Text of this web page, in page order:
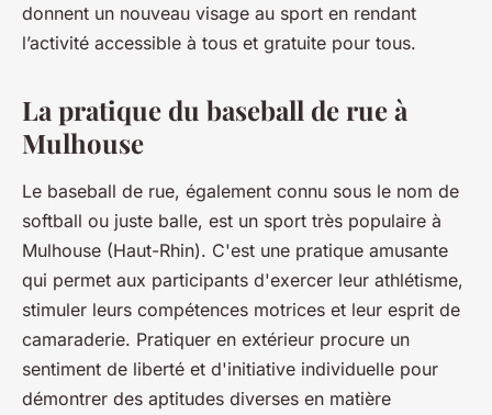
donnent un nouveau visage au sport en rendant
l’activité accessible à tous et gratuite pour tous.
La pratique du baseball de rue à
Mulhouse
Le baseball de rue, également connu sous le nom de
softball ou juste balle, est un sport très populaire à
Mulhouse (Haut-Rhin). C'est une pratique amusante
qui permet aux participants d'exercer leur athlétisme,
stimuler leurs compétences motrices et leur esprit de
camaraderie. Pratiquer en extérieur procure un
sentiment de liberté et d'initiative individuelle pour
démontrer des aptitudes diverses en matière